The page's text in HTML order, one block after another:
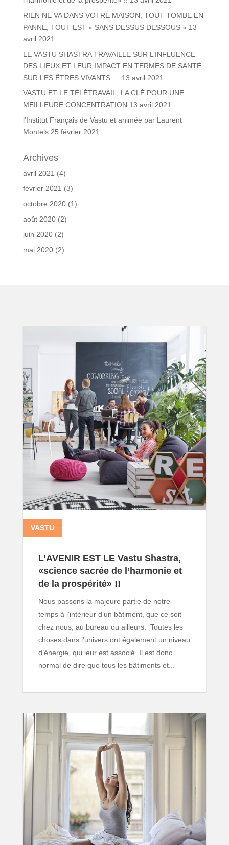
RIEN NE VA DANS VOTRE MAISON, TOUT TOMBE EN
PANNE, TOUT EST « SANS DESSUS DESSOUS » 13
avril 2021
LE VASTU SHASTRA TRAVAILLE SUR L’INFLUENCE
DES LIEUX ET LEUR IMPACT EN TERMES DE SANTÉ
SUR LES ÊTRES VIVANTS….
13 avril 2021
VASTU ET LE TÉLÉTRAVAIL, LA CLÉ POUR UNE
MEILLEURE CONCENTRATION 13 avril 2021
l’Institut Français de Vastu et animée par Laurent
Montels 25 février 2021
Archives
avril 2021 (4)
février 2021 (3)
octobre 2020(1)
août 2020(2)
juin 2020(2)
mai 2020(2)
L’AVENIR EST LE Vastu Shastra,
«science sacrée de l’harmonie et
de la prospérité» !!
VASTU
Nous passons la majeure partie de notre
temps à l’intérieur d’un bâtiment, que ce soit
chez nous, au bureau ou ailleurs. Toutes les
choses dans l’univers ont également un niveau
d’énergie, qui leur est associé. Il est donc
normal de dire que tous les bâtiments et...
13 0